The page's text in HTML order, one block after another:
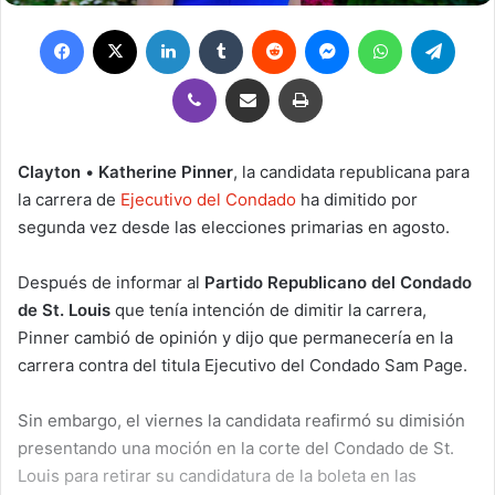
Facebook LinkedIn Tumblr Reddit MessengerWhatsApp
Viber Compartir por correo electrónicoImprimir
Clayton • Katherine Pinner, la candidata republicana para
la carrera de Ejecutivo del Condado ha dimitido por
segunda vez desde las elecciones primarias en agosto.
Después de informar al Partido Republicano del Condado
de St. Louis que tenía intención de dimitir la carrera,
Pinner cambió de opinión y dijo que permanecería en la
carrera contra del titula Ejecutivo del Condado Sam Page.
Sin embargo, el viernes la candidata reafirmó su dimisión
presentando una moción en la corte del Condado de St.
Louis para retirar su candidatura de la boleta en las